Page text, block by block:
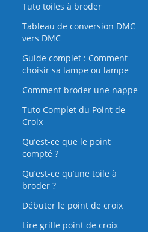
Tuto toiles à broder
Tableau de conversion DMC
vers DMC
Guide complet : Comment
choisir sa lampe ou lampe
Comment broder une nappe
Tuto Complet du Point de
Croix
Qu’est-ce que le point
compté ?
Qu’est‑ce qu’une toile à
broder ?
Débuter le point de croix
Lire grille point de croix